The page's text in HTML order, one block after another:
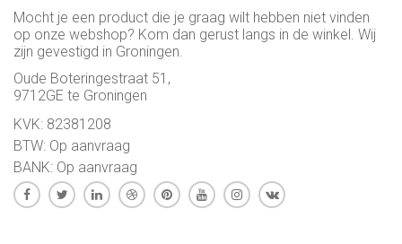
Mocht je een product die je graag wilt hebben niet vinden
op onze webshop? Kom dan gerust langs in de winkel. Wij
zijn gevestigd in Groningen.
Oude Boteringestraat 51,
9712GE te Groningen
KVK: 82381208
BTW: Op aanvraag
BANK: Op aanvraag